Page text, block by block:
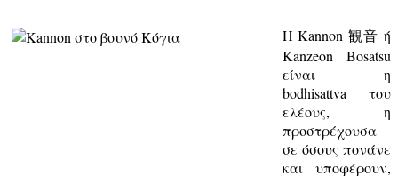
Η Kannon 観音 ή
Kanzeon Bosatsu
είναι η
bodhisattva του
ελέους, η
προστρέχουσα
σε όσους πονάνε
και υποφέρουν,